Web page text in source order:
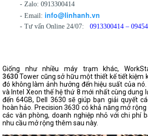
- Zalo: 0913300414
- Email: info@linhanh.vn
- Tư vấn Online 24/07: 0913300414 –
Giống như nhiều máy trạm khác,
3630 Tower cũng sở hữu một thiết kế tiết kiệm
đó không làm ảnh hưởng đến hiệu suất của
và Intel Xeon thế hệ thứ 8 mới nhất cùng dung
đến 64GB, Dell 3630 sẽ giúp bạn giải quyết
hoàn hảo. Precision 3630 có khả năng mở
các văn phòng, doanh nghiệp nhỏ với chi phí
nhu cầu mở rộng thêm sau này.